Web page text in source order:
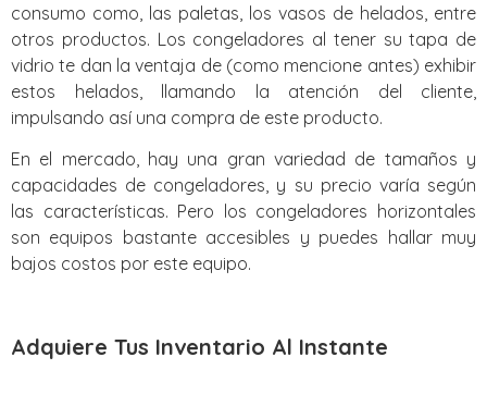
consumo como, las paletas, los vasos de helados, entre
otros productos. Los congeladores al tener su tapa de
vidrio te dan la ventaja de (como mencione antes) exhibir
estos helados, llamando la atención del cliente,
impulsando así una compra de este producto.
En el mercado, hay una gran variedad de tamaños y
capacidades de congeladores, y su precio varía según
las características. Pero los congeladores horizontales
son equipos bastante accesibles y puedes hallar muy
bajos costos por este equipo.
Adquiere Tus Inventario Al Instante